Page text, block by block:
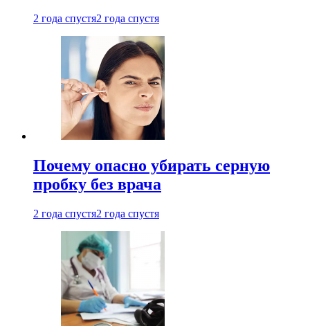
2 года спустя2 года спустя
Почему опасно убирать серную
пробку без врача
2 года спустя2 года спустя